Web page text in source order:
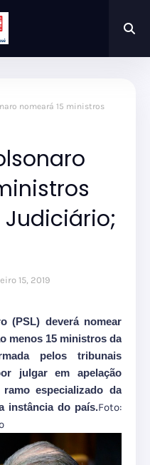
nomeará 15 ministros
15, 2019
(PSL) deverá nomear
menos 15 ministros da
pelos tribunais
julgar em apelação
especializado da
instância do país.Foto: